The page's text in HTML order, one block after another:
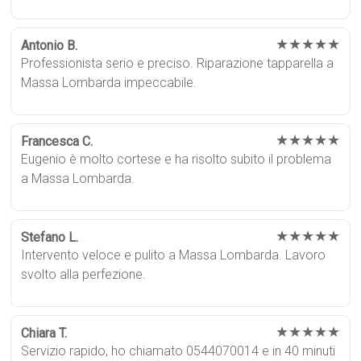
Antonio B. ★★★★★
Professionista serio e preciso. Riparazione tapparella a
Massa Lombarda impeccabile.
Francesca C. ★★★★★
Eugenio è molto cortese e ha risolto subito il problema
a Massa Lombarda.
Stefano L. ★★★★★
Intervento veloce e pulito a Massa Lombarda. Lavoro
svolto alla perfezione.
Chiara T. ★★★★★
Servizio rapido, ho chiamato 0544070014 e in 40 minuti